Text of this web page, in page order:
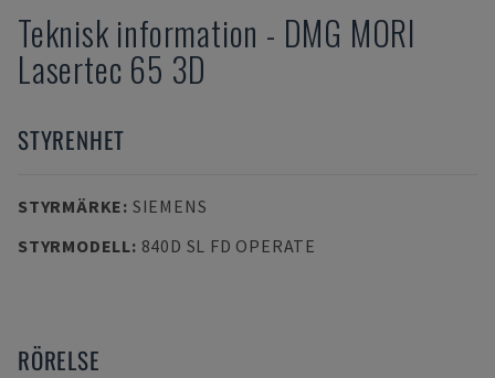
Teknisk information - DMG MORI
Lasertec 65 3D
STYRENHET
STYRMÄRKE: SIEMENS
STYRMODELL: 840D SL FD OPERATE
RÖRELSE